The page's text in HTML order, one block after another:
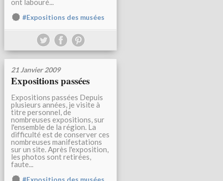
ont labouré...
#Expositions des musées
21 Janvier 2009
Expositions passées
Expositions passées Depuis
plusieurs années, je visite à
titre personnel, de
nombreuses expositions, sur
l'ensemble de la région. La
difficulté est de conserver ces
nombreuses manifestations
sur un site. Après l'exposition,
les photos sont retirées,
faute...